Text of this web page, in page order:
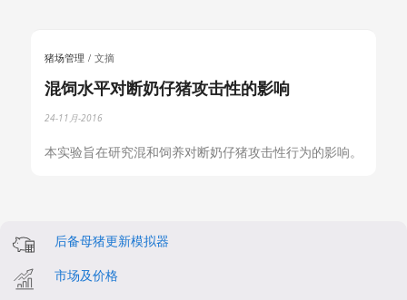
猪场管理 文摘
混饲水平对断奶仔猪攻击性的影响
24-11月-2016
本实验旨在研究混和饲养对断奶仔猪攻击性行为的影响。
后备母猪更新模拟器
市场及价格